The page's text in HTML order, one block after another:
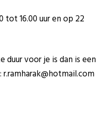
16.00 uur en op 22
voor je is dan is een